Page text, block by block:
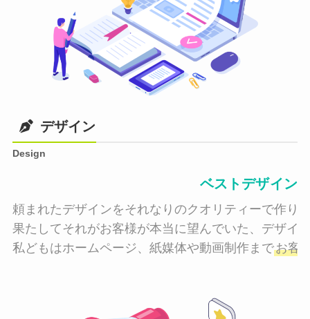
デザイン
Design
ベストデザイン
頼まれたデザインをそれなりのクオリティーで作り
果たしてそれがお客様が本当に望んでいた、デザイ
私どもはホームページ、紙媒体や動画制作までお客